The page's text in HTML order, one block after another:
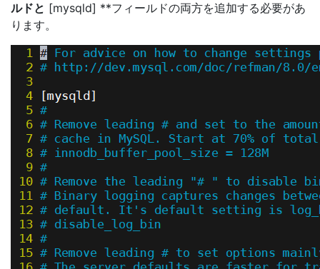
ルドと [mysqld] **フィールドの両方を追加する必要があ
ります。